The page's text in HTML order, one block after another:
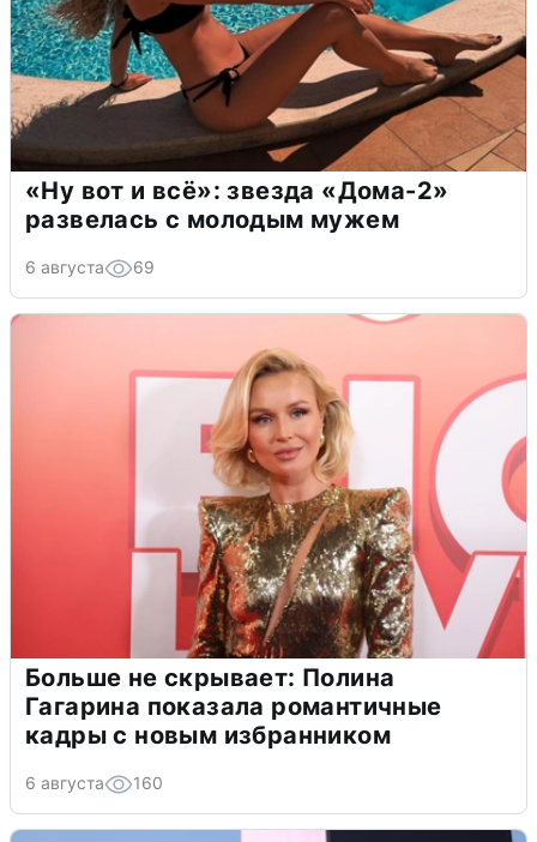
«Ну вот и всё»: звезда «Дома-2»
развелась с молодым мужем
6 августа 69
Больше не скрывает: Полина
Гагарина показала романтичные
кадры с новым избранником
6 августа 160